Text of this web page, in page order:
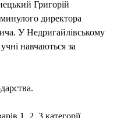
Григорій
директора
У Недригайлівському
навчаються за